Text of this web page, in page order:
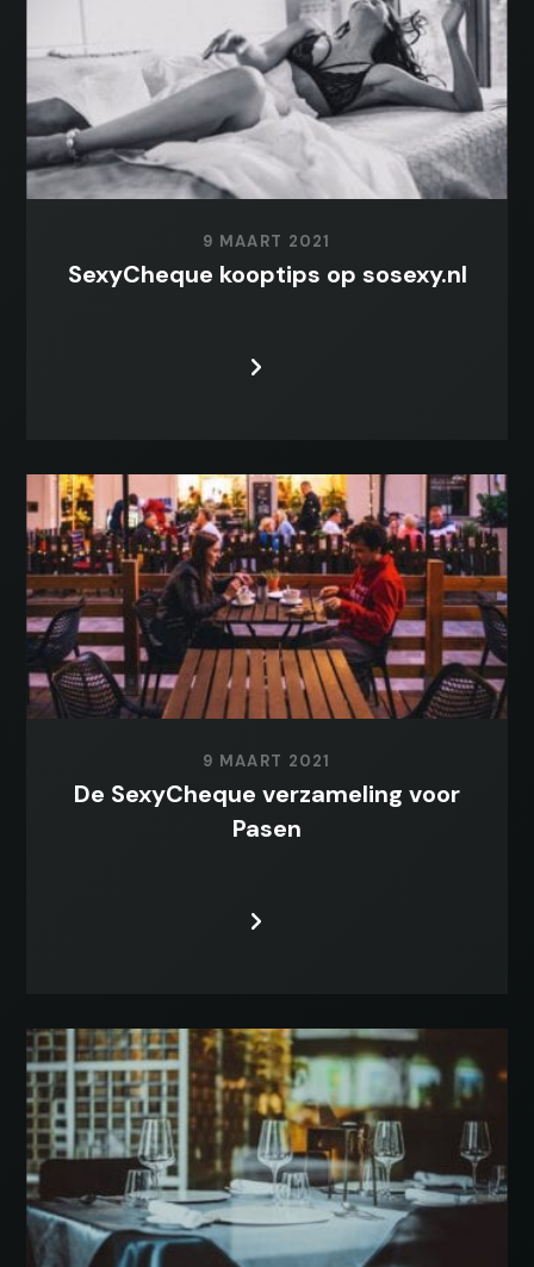
9 MAART 2021
SexyCheque kooptips op sosexy.nl
LEES MEER
9 MAART 2021
De SexyCheque verzameling voor
Pasen
LEES MEER